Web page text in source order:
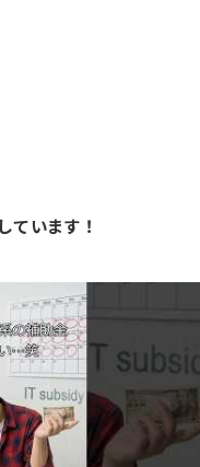
ています！